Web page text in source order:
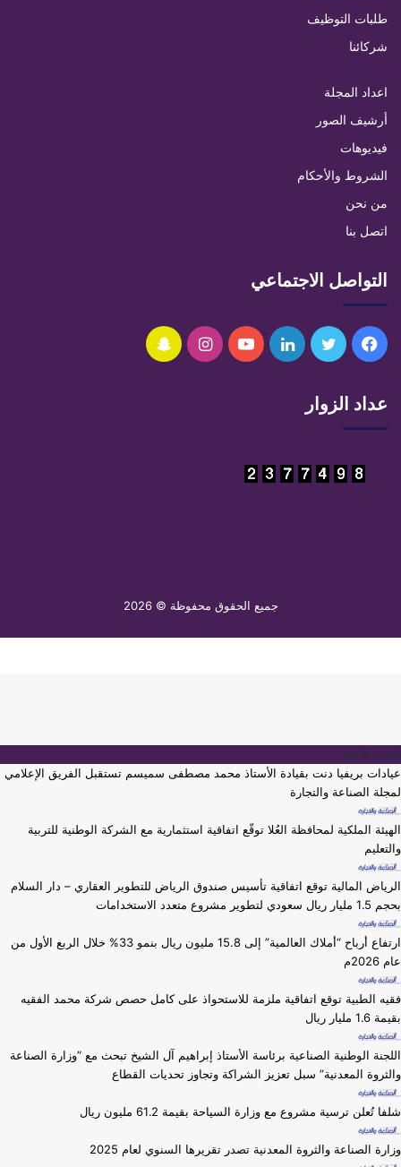
طلبات التوظيف
شركائنا
اعداد المجلة
أرشيف الصور
فيديوهات
الشروط والأحكام
من نحن
اتصل بنا
التواصل الاجتماعي
فيسبوكتويتر لينكدإنيوتيوبانستقرامسناب
عداد الزوار
جميع الحقوق محفوظة © 2026
أحدث الأخبار
عيادات بريفيا دنت بقيادة الأستاذ محمد مصطفى سميسم تستقبل الفريق الإعلامي
لمجلة الصناعة والتجارة
الهيئة الملكية لمحافظة العُلا توقّع اتفاقية استثمارية مع الشركة الوطنية للتربية
والتعليم
الرياض المالية توقع اتفاقية تأسيس صندوق الرياض للتطوير العقاري – دار السلام
بحجم 1.5 مليار ريال سعودي لتطوير مشروع متعدد الاستخدامات
ارتفاع أرباح “أملاك العالمية” إلى 15.8 مليون ريال بنمو 33% خلال الربع الأول من
عام 2026م
فقيه الطبية توقع اتفاقية ملزمة للاستحواذ على كامل حصص شركة محمد الفقيه
بقيمة 1.6 مليار ريال
اللجنة الوطنية الصناعية برئاسة الأستاذ إبراهيم آل الشيخ تبحث مع “وزارة الصناعة
والثروة المعدنية” سبل تعزيز الشراكة وتجاوز تحديات القطاع
شلفا تُعلن ترسية مشروع مع وزارة السياحة بقيمة 61.2 مليون ريال
وزارة ⁧الصناعة والثروة المعدنية⁩ تصدر تقريرها السنوي لعام 2025